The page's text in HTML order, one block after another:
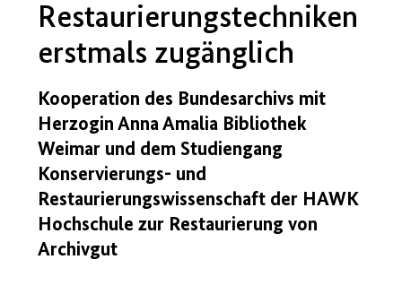
Restaurierungstechniken
erstmals zugänglich
Kooperation des Bundesarchivs mit
Herzogin Anna Amalia Bibliothek
Weimar und dem Studiengang
Konservierungs- und
Restaurierungswissenschaft der HAWK
Hochschule zur Restaurierung von
Archivgut